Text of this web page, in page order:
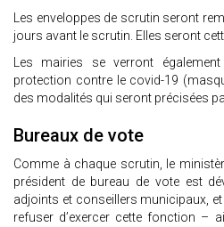
Les enveloppes de scrutin seront
jours avant le scrutin. Elles seront
Les mairies se verront
protection contre le covid-19
des modalités qui seront précisées
Bureaux de vote
Comme à chaque scrutin, le
président de bureau de vote est
adjoints et conseillers municipaux,
refuser d’exercer cette fonction –